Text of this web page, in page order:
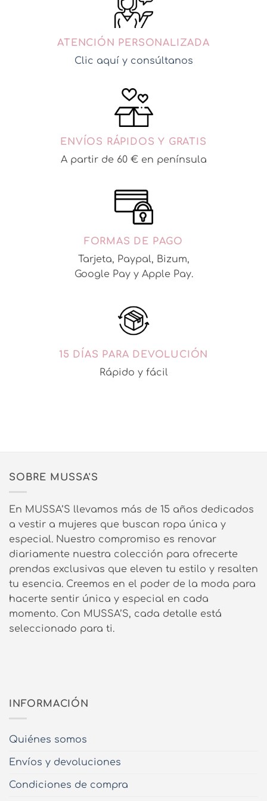
ATENCIÓN PERSONALIZADA
Clic aquí y consúltanos
ENVÍOS RÁPIDOS Y GRATIS
A partir de 60 € en península
FORMAS DE PAGO
Tarjeta, Paypal, Bizum,
Google Pay y Apple Pay.
15 DÍAS PARA DEVOLUCIÓN
Rápido y fácil
SOBRE MUSSA'S
En MUSSA’S llevamos más de 15 años dedicados
a vestir a mujeres que buscan ropa única y
especial. Nuestro compromiso es renovar
diariamente nuestra colección para ofrecerte
prendas exclusivas que eleven tu estilo y resalten
tu esencia. Creemos en el poder de la moda para
hacerte sentir única y especial en cada
momento. Con MUSSA’S, cada detalle está
seleccionado para ti.
INFORMACIÓN
Quiénes somos
Envíos y devoluciones
Condiciones de compra